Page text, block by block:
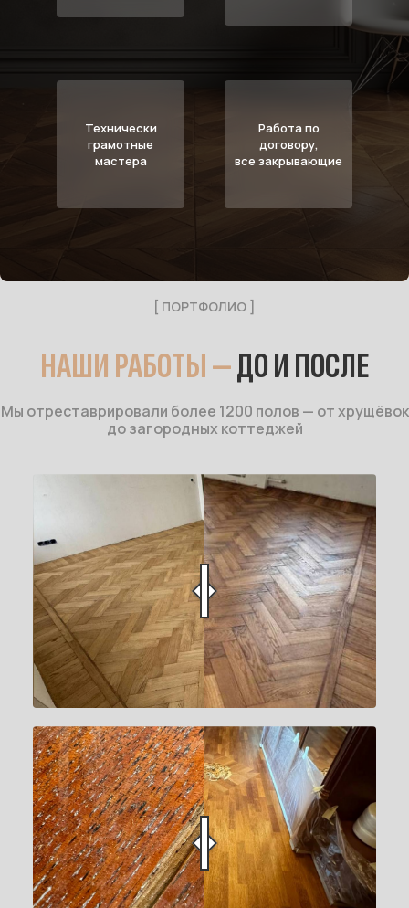
Технически
грамотные
мастера
Работа по
договору,
все закрывающие
[ ПОРТФОЛИО ]
НАШИ РАБОТЫ —ДО И ПОСЛЕ
Мы отреставрировали более 1200 полов — от хрущёвок
до загородных коттеджей